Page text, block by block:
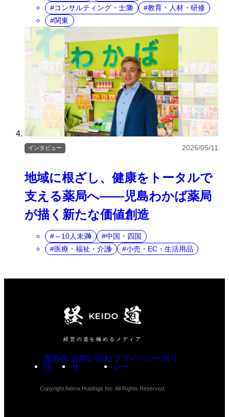
コンサルティング・士業
教育・人材・研修
関東
地域に根ざし、健康をトータルで
支える薬局へ――児島わかば薬局
が描く新たな価値創造
インタビュー 2026/05/11
～10人未満
中国・四国
医療・福祉・介護
小売・EC・生活用品
経営の道を極めるメディア
運用会
社
お問い合わ
せ
プライバシーポリ
シー
Copyright Aidma Holdings Inc. All Rights Reserved.